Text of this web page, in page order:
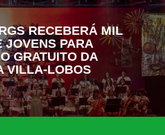
RECEBERÁ MIL
JOVENS PARA
GRATUITO DA
VILLA-LOBOS